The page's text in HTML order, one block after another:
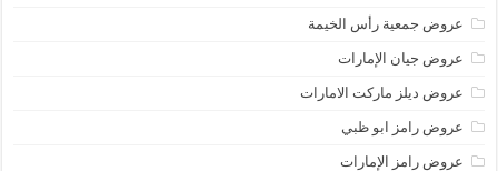
عروض جمعية رأس الخيمة
عروض جيان الإمارات
عروض ديلز ماركت الامارات
عروض رامز ابو ظبي
عروض رامز الإمارات